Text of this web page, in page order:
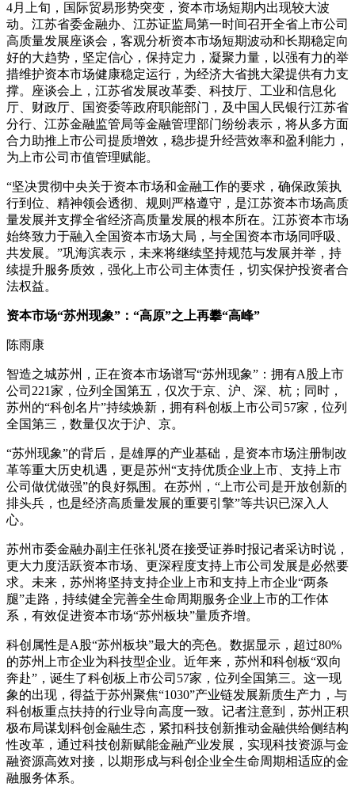
4月上旬，国际贸易形势突变，资本市场短期内出现较大波
动。江苏省委金融办、江苏证监局第一时间召开全省上市公司
高质量发展座谈会，客观分析资本市场短期波动和长期稳定向
好的大趋势，坚定信心，保持定力，凝聚力量，以强有力的举
措维护资本市场健康稳定运行，为经济大省挑大梁提供有力支
撑。座谈会上，江苏省发展改革委、科技厅、工业和信息化
厅、财政厅、国资委等政府职能部门，及中国人民银行江苏省
分行、江苏金融监管局等金融管理部门纷纷表示，将从多方面
合力助推上市公司提质增效，稳步提升经营效率和盈利能力，
为上市公司市值管理赋能。
“坚决贯彻中央关于资本市场和金融工作的要求，确保政策执
行到位、精神领会透彻、规则严格遵守，是江苏资本市场高质
量发展并支撑全省经济高质量发展的根本所在。江苏资本市场
始终致力于融入全国资本市场大局，与全国资本市场同呼吸、
共发展。”巩海滨表示，未来将继续坚持规范与发展并举，持
续提升服务质效，强化上市公司主体责任，切实保护投资者合
法权益。
资本市场“苏州现象”：“高原”之上再攀“高峰”
陈雨康
智造之城苏州，正在资本市场谱写“苏州现象”：拥有A股上市
公司221家，位列全国第五，仅次于京、沪、深、杭；同时，
苏州的“科创名片”持续焕新，拥有科创板上市公司57家，位列
全国第三，数量仅次于沪、京。
“苏州现象”的背后，是雄厚的产业基础，是资本市场注册制改
革等重大历史机遇，更是苏州“支持优质企业上市、支持上市
公司做优做强”的良好氛围。在苏州，“上市公司是开放创新的
排头兵，也是经济高质量发展的重要引擎”等共识已深入人
心。
苏州市委金融办副主任张礼贤在接受证券时报记者采访时说，
更大力度活跃资本市场、更深程度支持上市公司发展是必然要
求。未来，苏州将坚持支持企业上市和支持上市企业“两条
腿”走路，持续健全完善全生命周期服务企业上市的工作体
系，有效促进资本市场“苏州板块”量质齐增。
科创属性是A股“苏州板块”最大的亮色。数据显示，超过80%
的苏州上市企业为科技型企业。近年来，苏州和科创板“双向
奔赴”，诞生了科创板上市公司57家，位列全国第三。这一现
象的出现，得益于苏州聚焦“1030”产业链发展新质生产力，与
科创板重点扶持的行业导向高度一致。记者注意到，苏州正积
极布局谋划科创金融生态，紧扣科技创新推动金融供给侧结构
性改革，通过科技创新赋能金融产业发展，实现科技资源与金
融资源高效对接，以期形成与科创企业全生命周期相适应的金
融服务体系。